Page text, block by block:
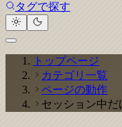
タグで探す
トップページ
カテゴリ一覧
ページの動作
セッション中